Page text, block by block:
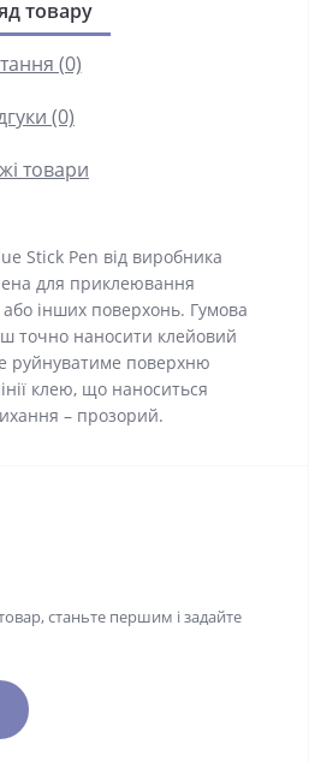
товару
(0)
(0)
товари
Stick Pen від виробника
для приклеювання
інших поверхонь. Гумова
точно наносити клейовий
руйнуватиме поверхню
клею, що наноситься
– прозорий.
станьте першим і задайте